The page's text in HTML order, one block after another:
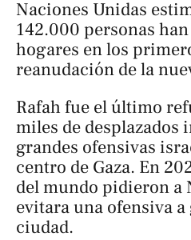
Naciones Unidas
142.000 personas
hogares en los
reanudación de la
Rafah fue el último
miles de desplazados
grandes ofensivas
centro de Gaza. En
del mundo pidieron a
evitara una ofensiva a
ciudad.